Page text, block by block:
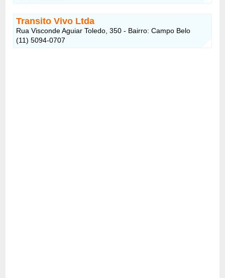
Transito Vivo Ltda
Rua Visconde Aguiar Toledo, 350 - Bairro: Campo Belo
(11) 5094-0707